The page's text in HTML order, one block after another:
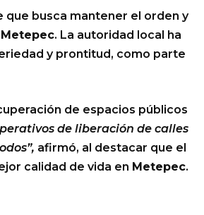
busca mantener el orden y
Metepec. La autoridad local ha
y prontitud, como parte
de espacios públicos
de liberación de calles
afirmó, al destacar que el
calidad de vida en Metepec.